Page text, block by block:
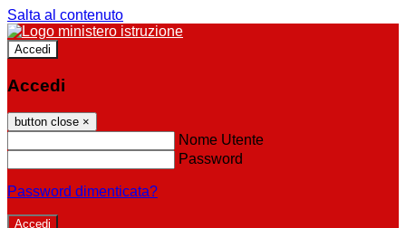
Salta al contenuto
Accedi
Accedi
button close ×
Nome Utente
Password
Password dimenticata?